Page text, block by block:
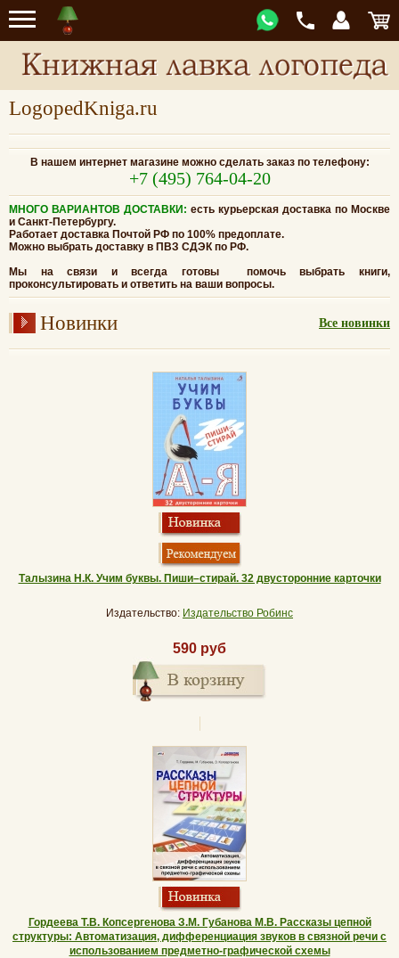
LogopedKniga.ru
В нашем интернет магазине можно сделать заказ по телефону:
+7 (495) 764-04-20
МНОГО ВАРИАНТОВ ДОСТАВКИ: есть курьерская доставка по Москве
и Санкт-Петербургу.
Работает доставка Почтой РФ по 100% предоплате.
Можно выбрать доставку в ПВЗ СДЭК по РФ.
Мы на связи и всегда готовы
помочь выбрать книги,
проконсультировать и ответить на ваши вопросы.
Новинки Все новинки
Талызина Н.К. Учим буквы. Пиши–стирай. 32 двусторонние карточки
Издательство: Издательство Робинс
590 руб
Гордеева Т.В. Копсергенова З.М. Губанова М.В. Рассказы цепной
структуры: Автоматизация, дифференциация звуков в связной речи с
использованием предметно-графической схемы